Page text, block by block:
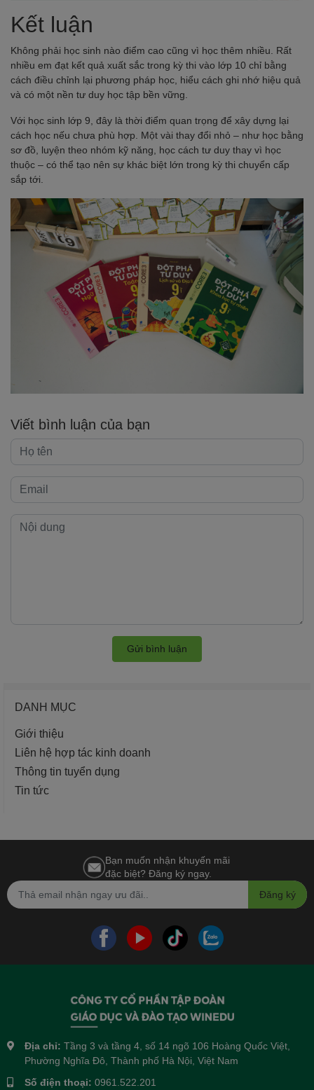
Kết luận
Không phải học sinh nào điểm cao cũng vì học thêm nhiều. Rất
nhiều em đạt kết quả xuất sắc trong kỳ thi vào lớp 10 chỉ bằng
cách điều chỉnh lại phương pháp học, hiểu cách ghi nhớ hiệu quả
và có một nền tư duy học tập bền vững.
Với học sinh lớp 9, đây là thời điểm quan trọng để xây dựng lại
cách học nếu chưa phù hợp. Một vài thay đổi nhỏ – như học bằng
sơ đồ, luyện theo nhóm kỹ năng, học cách tư duy thay vì học
thuộc – có thể tạo nên sự khác biệt lớn trong kỳ thi chuyển cấp
sắp tới.
Viết bình luận của bạn
Gửi bình luận
DANH MỤC
Giới thiệu
Liên hệ hợp tác kinh doanh
Thông tin tuyển dụng
Tin tức
Bạn muốn nhận khuyến mãi
đặc biệt? Đăng ký ngay.
Đăng ký
Địa chỉ: Tầng 3 và tầng 4, số 14 ngõ 106 Hoàng Quốc Việt,
Phường Nghĩa Đô, Thành phố Hà Nội, Việt Nam
Số điện thoại: 0961.522.201